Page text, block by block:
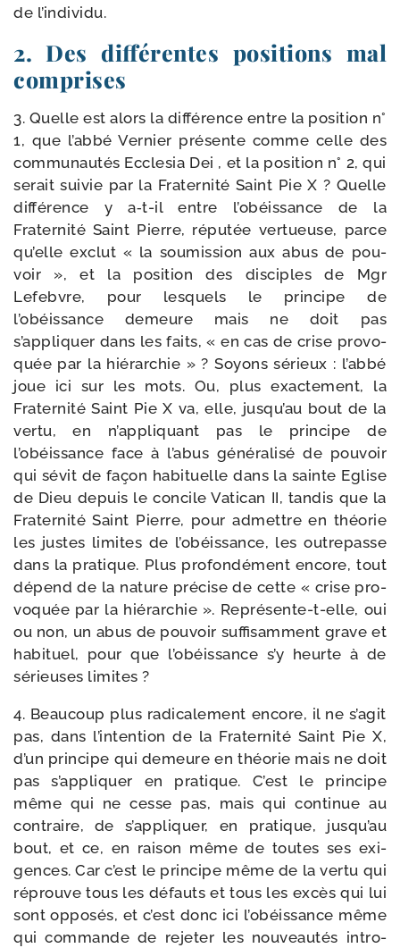
de l’individu.
2. Des différentes positions mal
comprises
3. Quelle est alors la dif­fé­rence entre la posi­tion n°
1, que l’abbé Vernier pré­sente comme celle des
com­mu­nau­tés Ecclesia Dei , et la posi­tion n° 2, qui
serait sui­vie par la Fraternité Saint Pie X ? Quelle
dif­fé­rence y a‑t-​il entre l’obéissance de la
Fraternité Saint Pierre, répu­tée ver­tueuse, parce
qu’elle exclut « la sou­mis­sion aux abus de pou­
voir », et la posi­tion des dis­ciples de Mgr
Lefebvre, pour les­quels le prin­cipe de
l’obéissance demeure mais ne doit pas
s’appliquer dans les faits, « en cas de crise pro­vo­
quée par la hié­rar­chie » ? Soyons sérieux : l’abbé
joue ici sur les mots. Ou, plus exac­te­ment, la
Fraternité Saint Pie X va, elle, jusqu’au bout de la
ver­tu, en n’appliquant pas le prin­cipe de
l’obéissance face à l’abus géné­ra­li­sé de pou­voir
qui sévit de façon habi­tuelle dans la sainte Eglise
de Dieu depuis le concile Vatican II, tan­dis que la
Fraternité Saint Pierre, pour admettre en théo­rie
les justes limites de l’obéissance, les outre­passe
dans la pra­tique. Plus pro­fon­dé­ment encore, tout
dépend de la nature pré­cise de cette « crise pro­
vo­quée par la hié­rar­chie ». Représente-​t-​elle, oui
ou non, un abus de pou­voir suf­fi­sam­ment grave et
habi­tuel, pour que l’obéissance s’y heurte à de
sérieuses limites ?
4. Beaucoup plus radi­ca­le­ment encore, il ne s’agit
pas, dans l’intention de la Fraternité Saint Pie X,
d’un prin­cipe qui demeure en théo­rie mais ne doit
pas s’appliquer en pra­tique. C’est le prin­cipe
même qui ne cesse pas, mais qui conti­nue au
contraire, de s’appliquer, en pra­tique, jusqu’au
bout, et ce, en rai­son même de toutes ses exi­
gences. Car c’est le prin­cipe même de la ver­tu qui
réprouve tous les défauts et tous les excès qui lui
sont oppo­sés, et c’est donc ici l’obéissance même
qui com­mande de reje­ter les nou­veau­tés intro­